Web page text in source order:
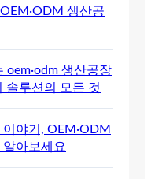
생산공
oem·odm 생산공장
솔루션의 모든 것
야기, OEM·ODM
아보세요